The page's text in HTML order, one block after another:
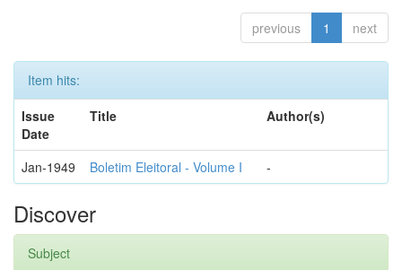
previous 1 next
Item hits:
Issue
Date
Title Author(s)
Jan-1949 Boletim Eleitoral - Volume I -
Discover
Subject